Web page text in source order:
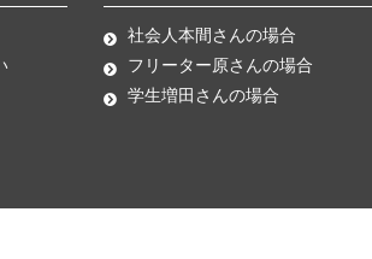
社会人本間さんの場合
フリーター原さんの場合
学生増田さんの場合